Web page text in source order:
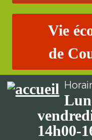
Vie
de
14h00-